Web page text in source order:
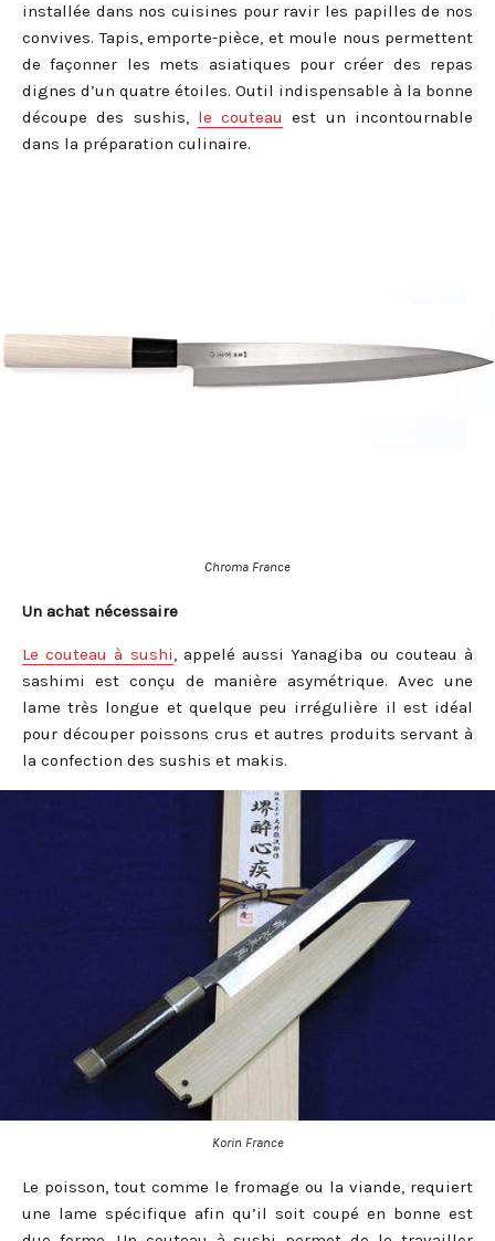
installée dans nos cuisines pour ravir les papilles de nos
convives. Tapis, emporte-pièce, et moule nous permettent
de façonner les mets asiatiques pour créer des repas
dignes d’un quatre étoiles. Outil indispensable à la bonne
découpe des sushis, le couteau est un incontournable
dans la préparation culinaire.
Chroma France
Un achat nécessaire
Le couteau à sushi, appelé aussi Yanagiba ou couteau à
sashimi est conçu de manière asymétrique. Avec une
lame très longue et quelque peu irrégulière il est idéal
pour découper poissons crus et autres produits servant à
la confection des sushis et makis.
Korin France
Le poisson, tout comme le fromage ou la viande, requiert
une lame spécifique afin qu’il soit coupé en bonne est